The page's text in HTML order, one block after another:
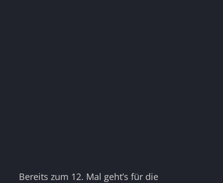
Bereits zum 12. Mal geht’s für die